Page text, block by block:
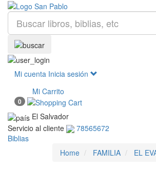
Mi cuenta Inicia sesión
Mi Carrito
0
El Salvador
Servicio al cliente
78565672
Biblias
Home
FAMILIA EL